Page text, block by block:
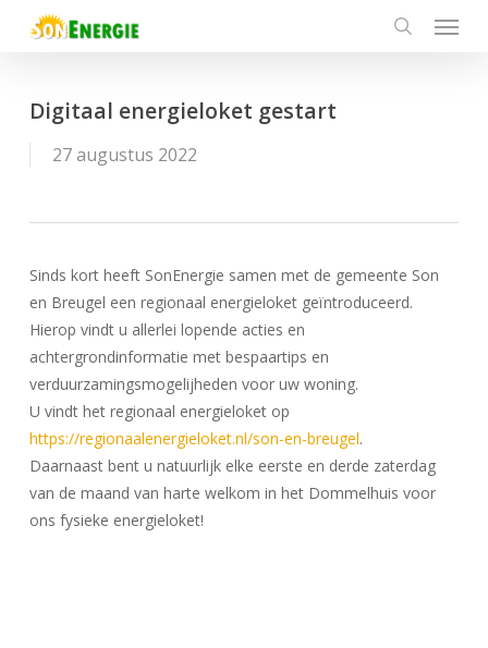
Menu
Digitaal energieloket gestart
27 augustus 2022
Sinds kort heeft SonEnergie samen met de gemeente Son
en Breugel een regionaal energieloket geïntroduceerd.
Hierop vindt u allerlei lopende acties en
achtergrondinformatie met bespaartips en
verduurzamingsmogelijheden voor uw woning.
U vindt het regionaal energieloket op
https://regionaalenergieloket.nl/son-en-breugel.
Daarnaast bent u natuurlijk elke eerste en derde zaterdag
van de maand van harte welkom in het Dommelhuis voor
ons fysieke energieloket!